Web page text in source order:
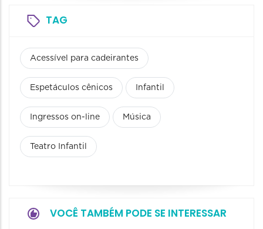
TAG
Acessível para cadeirantes
Espetáculos cênicos Infantil
Ingressos on-line Música
Teatro Infantil
VOCÊ TAMBÉM PODE SE INTERESSAR